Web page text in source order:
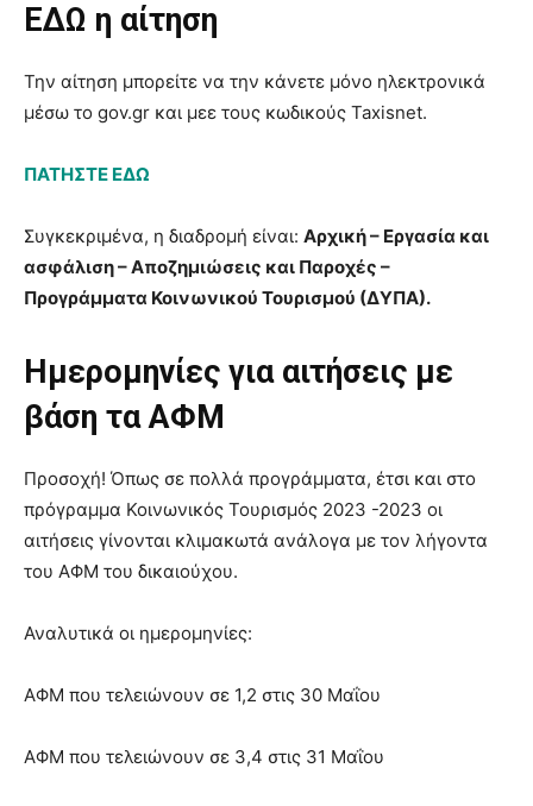
ΕΔΩ η αίτηση
Την αίτηση μπορείτε να την κάνετε μόνο ηλεκτρονικά
μέσω το gov.gr και μεε τους κωδικούς Taxisnet.
ΠΑΤΗΣΤΕ ΕΔΩ
Συγκεκριμένα, η διαδρομή είναι: Αρχική – Εργασία και
ασφάλιση – Αποζημιώσεις και Παροχές –
Προγράμματα Κοινωνικού Τουρισμού (ΔΥΠΑ).
Ημερομηνίες για αιτήσεις με
βάση τα ΑΦΜ
Προσοχή! Όπως σε πολλά προγράμματα, έτσι και στο
πρόγραμμα Κοινωνικός Τουρισμός 2023 -2023 οι
αιτήσεις γίνονται κλιμακωτά ανάλογα με τον λήγοντα
του ΑΦΜ του δικαιούχου.
Αναλυτικά οι ημερομηνίες:
ΑΦΜ που τελειώνουν σε 1,2 στις 30 Μαΐου
ΑΦΜ που τελειώνουν σε 3,4 στις 31 Μαΐου